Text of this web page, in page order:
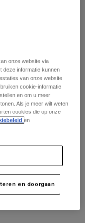
onze website via
deze informatie kunnen
van onze website
cookie-informatie
en om u meer
Als je meer wilt weten
cookies die op onze
en
en doorgaan